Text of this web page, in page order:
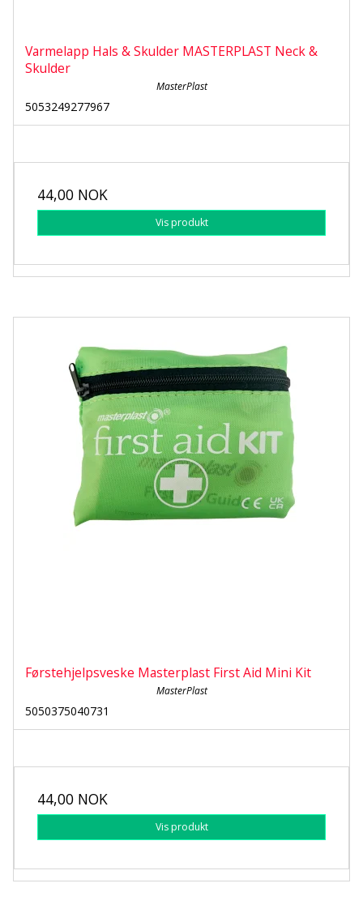
Varmelapp Hals & Skulder MASTERPLAST Neck &
Skulder
MasterPlast
5053249277967
44,00 NOK
Vis produkt
Førstehjelpsveske Masterplast First Aid Mini Kit
MasterPlast
5050375040731
44,00 NOK
Vis produkt